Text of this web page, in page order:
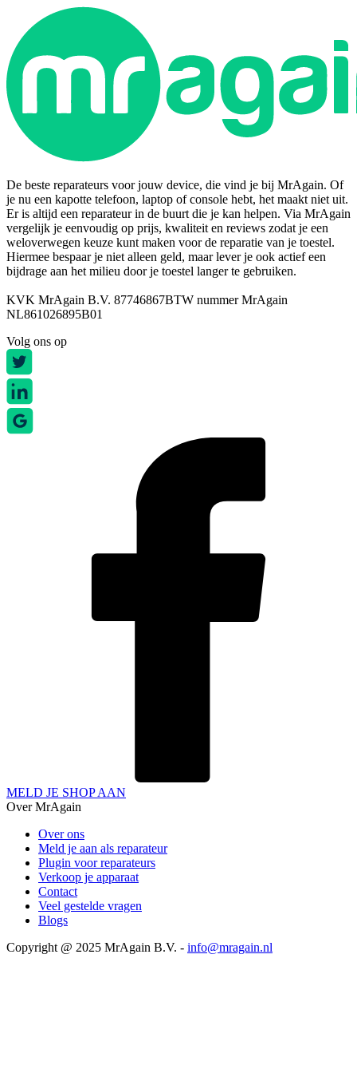
De beste reparateurs voor jouw device, die vind je bij MrAgain. Of
je nu een kapotte telefoon, laptop of console hebt, het maakt niet uit.
Er is altijd een reparateur in de buurt die je kan helpen. Via MrAgain
vergelijk je eenvoudig op prijs, kwaliteit en reviews zodat je een
weloverwegen keuze kunt maken voor de reparatie van je toestel.
Hiermee bespaar je niet alleen geld, maar lever je ook actief een
bijdrage aan het milieu door je toestel langer te gebruiken.
KVK MrAgain B.V. 87746867BTW nummer MrAgain
NL861026895B01
Volg ons op
MELD JE SHOP AAN
Over MrAgain
Over ons
Meld je aan als reparateur
Plugin voor reparateurs
Verkoop je apparaat
Contact
Veel gestelde vragen
Blogs
Copyright @ 2025 MrAgain B.V. - info@mragain.nl